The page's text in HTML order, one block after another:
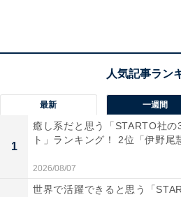
最新 一週間
1
癒し系だと思う「STARTO社の
ト」ランキング！ 2位「伊野尾
2026/08/07
世界で活躍できると思う「